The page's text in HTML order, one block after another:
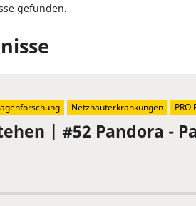
gefunden.
| #52 Pandora -
Netzhauterkrankungen PRO